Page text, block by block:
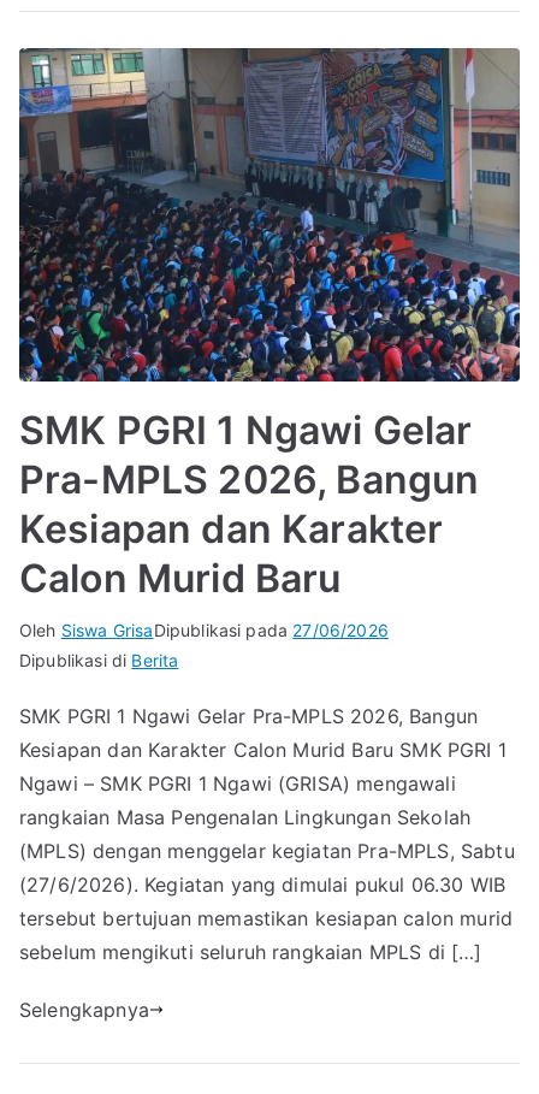
SMK PGRI 1 Ngawi Gelar
Pra-MPLS 2026, Bangun
Kesiapan dan Karakter
Calon Murid Baru
Oleh Siswa GrisaDipublikasi pada 27/06/2026
Dipublikasi di Berita
SMK PGRI 1 Ngawi Gelar Pra-MPLS 2026, Bangun
Kesiapan dan Karakter Calon Murid Baru SMK PGRI 1
Ngawi – SMK PGRI 1 Ngawi (GRISA) mengawali
rangkaian Masa Pengenalan Lingkungan Sekolah
(MPLS) dengan menggelar kegiatan Pra-MPLS, Sabtu
(27/6/2026). Kegiatan yang dimulai pukul 06.30 WIB
tersebut bertujuan memastikan kesiapan calon murid
sebelum mengikuti seluruh rangkaian MPLS di […]
Selengkapnya